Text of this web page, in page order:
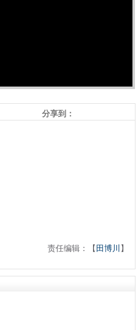
分享到：
责任编辑：【 田博川 】